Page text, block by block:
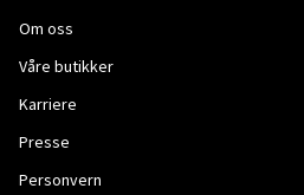
Om oss
Våre butikker
Karriere
Presse
Personvern